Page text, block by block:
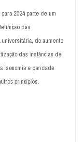
2024 parte de um
das
do aumento
das instâncias de
isonomia e paridade
princípios.